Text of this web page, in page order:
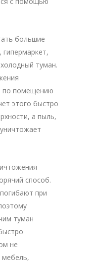
большие
туман.
по помещению
этого быстро
а пыль,
способ.
при
туман
не
мебель,